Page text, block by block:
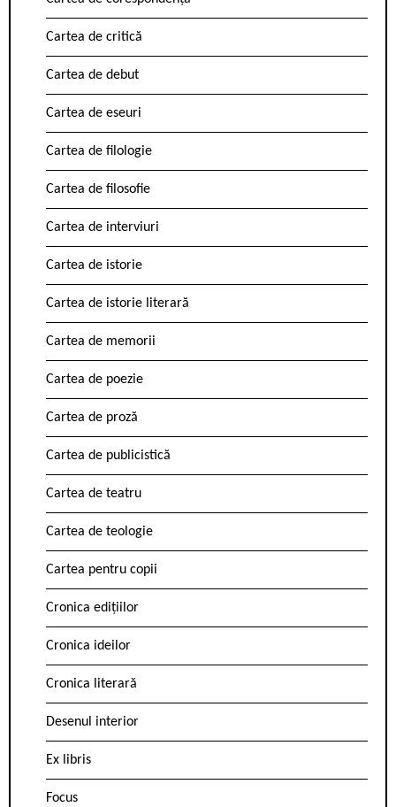
Cartea de critică
Cartea de debut
Cartea de eseuri
Cartea de filologie
Cartea de filosofie
Cartea de interviuri
Cartea de istorie
Cartea de istorie literară
Cartea de memorii
Cartea de poezie
Cartea de proză
Cartea de publicistică
Cartea de teatru
Cartea de teologie
Cartea pentru copii
Cronica edițiilor
Cronica ideilor
Cronica literară
Desenul interior
Ex libris
Focus